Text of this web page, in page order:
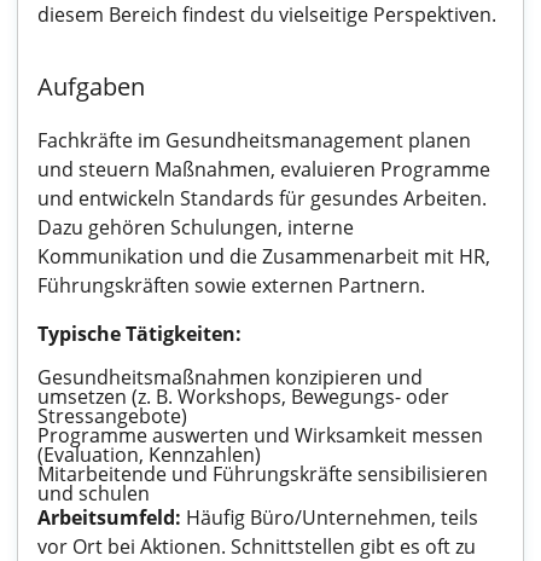
diesem Bereich findest du vielseitige Perspektiven.
Aufgaben
Fachkräfte im Gesundheitsmanagement planen
und steuern Maßnahmen, evaluieren Programme
und entwickeln Standards für gesundes Arbeiten.
Dazu gehören Schulungen, interne
Kommunikation und die Zusammenarbeit mit HR,
Führungskräften sowie externen Partnern.
Typische Tätigkeiten:
Gesundheitsmaßnahmen konzipieren und
umsetzen (z. B. Workshops, Bewegungs- oder
Stressangebote)
Programme auswerten und Wirksamkeit messen
(Evaluation, Kennzahlen)
Mitarbeitende und Führungskräfte sensibilisieren
und schulen
Arbeitsumfeld: Häufig Büro/Unternehmen, teils
vor Ort bei Aktionen. Schnittstellen gibt es oft zu